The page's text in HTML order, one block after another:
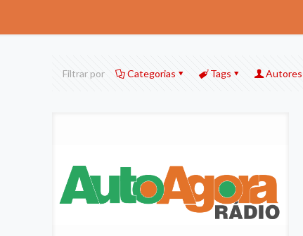
Filtrar por Categorias Tags Autores